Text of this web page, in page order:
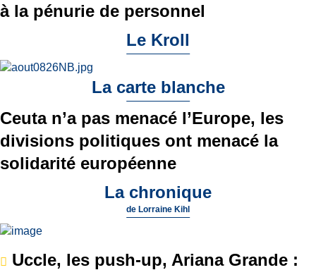
à la pénurie de personnel
Le Kroll
La carte blanche
Ceuta n’a pas menacé l’Europe, les
divisions politiques ont menacé la
solidarité européenne
La chronique
de Lorraine Kihl
Uccle, les push-up, Ariana Grande :